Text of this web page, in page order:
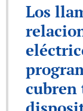
Los
cubren